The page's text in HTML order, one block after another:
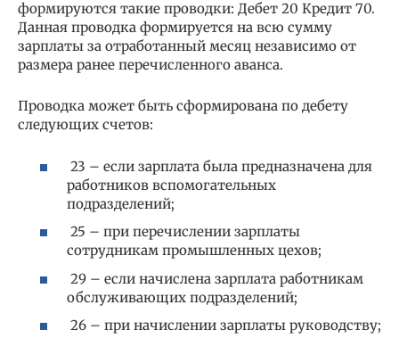
формируются такие проводки: Дебет 20 Кредит 70.
Данная проводка формируется на всю сумму
зарплаты за отработанный месяц независимо от
размера ранее перечисленного аванса.
Проводка может быть сформирована по дебету
следующих счетов:
23 – если зарплата была предназначена для
работников вспомогательных
подразделений;
25 – при перечислении зарплаты
сотрудникам промышленных цехов;
29 – если начислена зарплата работникам
обслуживающих подразделений;
26 – при начислении зарплаты руководству;